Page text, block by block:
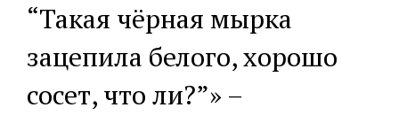
“Такая чёрная мырка
зацепила белого, хорошо
сосет, что ли?”» –